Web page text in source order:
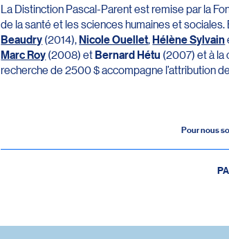
La Distinction Pascal-Parent est remise par la
de la santé et les sciences humaines et
Beaudry(2014),Nicole Ouellet,Hélène Sylvain
Marc Roy(2008) etBernard Hétu (2007) et à
recherche de 2500 $ accompagne l’attribution
Pour nous